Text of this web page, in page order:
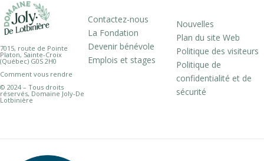
7015, route de Pointe
Platon, Sainte-Croix
(Québec) G0S 2H0
Comment vous rendre
© 2024 – Tous droits
réservés, Domaine Joly-De
Lotbinière
Contactez-nous
La Fondation
Devenir bénévole
Emplois et stages
Nouvelles
Plan du site Web
Politique des visiteurs
Politique de
confidentialité et de
sécurité